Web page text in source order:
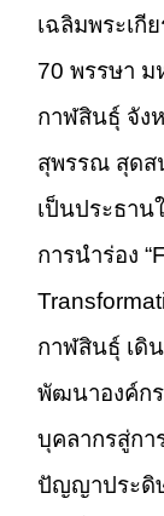
เฉลิมพระเกี
70 พรรษา ม
กาฬสินธุ์ จัง
สุพรรณ สุดส
เป็นประธาน
การนำร่อง
กาฬสินธุ์ เดิ
พัฒนาองค์กร
บุคลากรสู่กา
ปัญญาประดิษ